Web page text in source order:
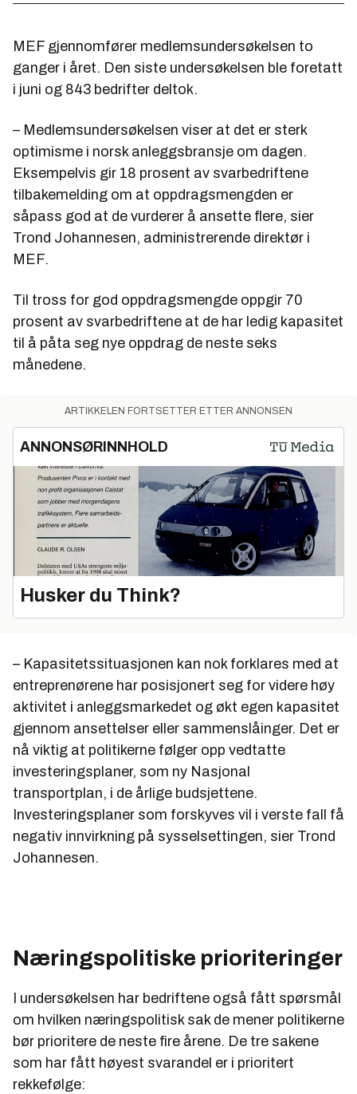
MEF gjennomfører medlemsundersøkelsen to
ganger i året. Den siste undersøkelsen ble foretatt
i juni og 843 bedrifter deltok.
– Medlemsundersøkelsen viser at det er sterk
optimisme i norsk anleggsbransje om dagen.
Eksempelvis gir 18 prosent av svarbedriftene
tilbakemelding om at oppdragsmengden er
såpass god at de vurderer å ansette flere, sier
Trond Johannesen, administrerende direktør i
MEF.
Til tross for god oppdragsmengde oppgir 70
prosent av svarbedriftene at de har ledig kapasitet
til å påta seg nye oppdrag de neste seks
månedene.
ARTIKKELEN FORTSETTER ETTER ANNONSEN
ANNONSØRINNHOLD
Husker du Think?
– Kapasitetssituasjonen kan nok forklares med at
entreprenørene har posisjonert seg for videre høy
aktivitet i anleggsmarkedet og økt egen kapasitet
gjennom ansettelser eller sammenslåinger. Det er
nå viktig at politikerne følger opp vedtatte
investeringsplaner, som ny Nasjonal
transportplan, i de årlige budsjettene.
Investeringsplaner som forskyves vil i verste fall få
negativ innvirkning på sysselsettingen, sier Trond
Johannesen.
Næringspolitiske prioriteringer
I undersøkelsen har bedriftene også fått spørsmål
om hvilken næringspolitisk sak de mener politikerne
bør prioritere de neste fire årene. De tre sakene
som har fått høyest svarandel er i prioritert
rekkefølge: